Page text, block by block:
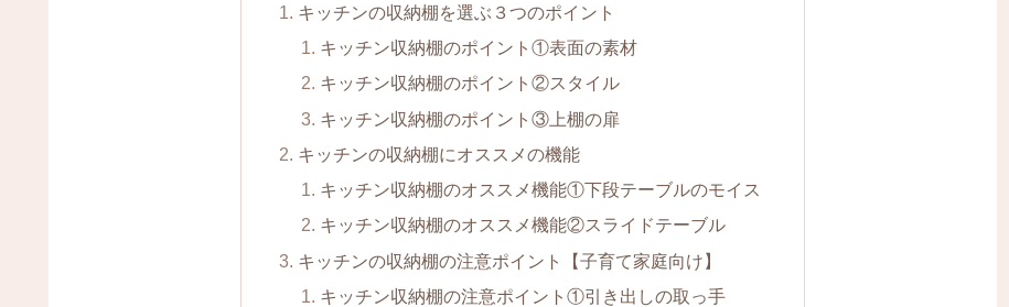
キッチンの収納棚を選ぶ３つのポイント
キッチン収納棚のポイント①表面の素材
キッチン収納棚のポイント②スタイル
キッチン収納棚のポイント③上棚の扉
キッチンの収納棚にオススメの機能
キッチン収納棚のオススメ機能①下段テーブルのモイス
キッチン収納棚のオススメ機能②スライドテーブル
キッチンの収納棚の注意ポイント【子育て家庭向け】
キッチン収納棚の注意ポイント①引き出しの取っ手